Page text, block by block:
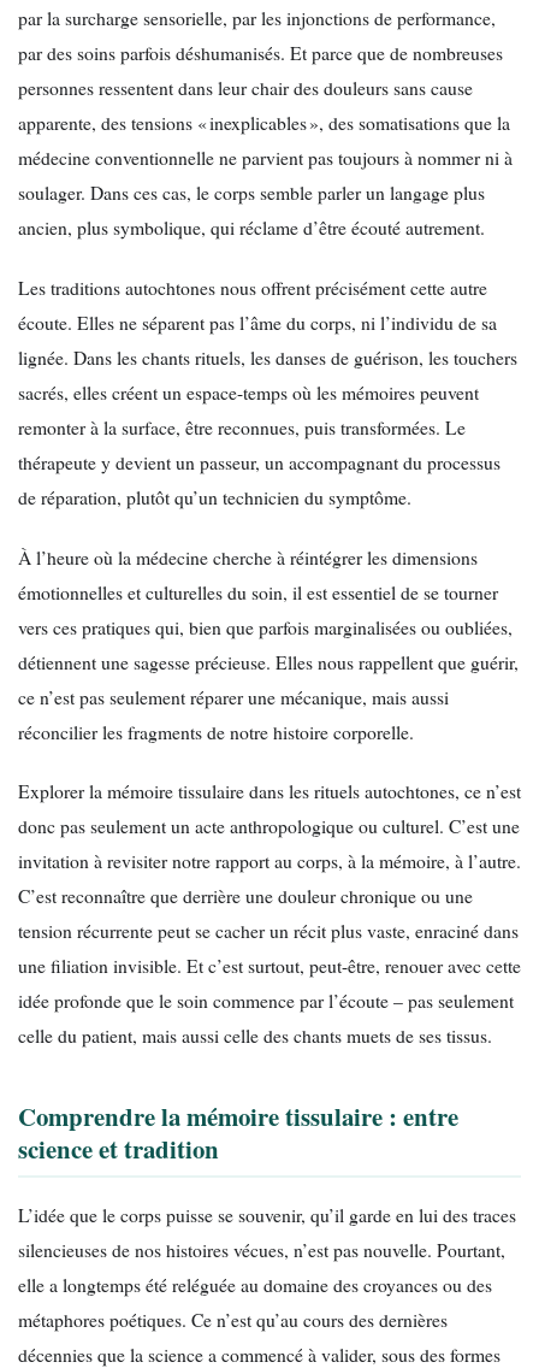
par la surcharge sensorielle, par les injonctions de performance,
par des soins parfois déshumanisés. Et parce que de nombreuses
personnes ressentent dans leur chair des douleurs sans cause
apparente, des tensions « inexplicables », des somatisations que la
médecine conventionnelle ne parvient pas toujours à nommer ni à
soulager. Dans ces cas, le corps semble parler un langage plus
ancien, plus symbolique, qui réclame d’être écouté autrement.
Les traditions autochtones nous offrent précisément cette autre
écoute. Elles ne séparent pas l’âme du corps, ni l’individu de sa
lignée. Dans les chants rituels, les danses de guérison, les touchers
sacrés, elles créent un espace-temps où les mémoires peuvent
remonter à la surface, être reconnues, puis transformées. Le
thérapeute y devient un passeur, un accompagnant du processus
de réparation, plutôt qu’un technicien du symptôme.
À l’heure où la médecine cherche à réintégrer les dimensions
émotionnelles et culturelles du soin, il est essentiel de se tourner
vers ces pratiques qui, bien que parfois marginalisées ou oubliées,
détiennent une sagesse précieuse. Elles nous rappellent que guérir,
ce n’est pas seulement réparer une mécanique, mais aussi
réconcilier les fragments de notre histoire corporelle.
Explorer la mémoire tissulaire dans les rituels autochtones, ce n’est
donc pas seulement un acte anthropologique ou culturel. C’est une
invitation à revisiter notre rapport au corps, à la mémoire, à l’autre.
C’est reconnaître que derrière une douleur chronique ou une
tension récurrente peut se cacher un récit plus vaste, enraciné dans
une filiation invisible. Et c’est surtout, peut-être, renouer avec cette
idée profonde que le soin commence par l’écoute – pas seulement
celle du patient, mais aussi celle des chants muets de ses tissus.
Comprendre la mémoire tissulaire : entre
science et tradition
L’idée que le corps puisse se souvenir, qu’il garde en lui des traces
silencieuses de nos histoires vécues, n’est pas nouvelle. Pourtant,
elle a longtemps été reléguée au domaine des croyances ou des
métaphores poétiques. Ce n’est qu’au cours des dernières
décennies que la science a commencé à valider, sous des formes